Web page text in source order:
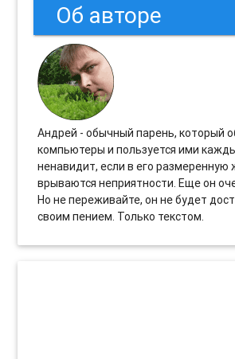
Об авторе
Андрей - обычный парень, который
компьютеры и пользуется ими
ненавидит, если в его размеренную
врываются неприятности. Еще он
Но не переживайте, он не будет
своим пением. Только текстом.